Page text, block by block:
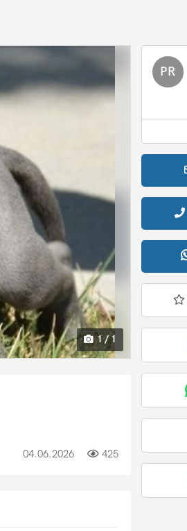
1 / 1
04.06.2026 425
PR